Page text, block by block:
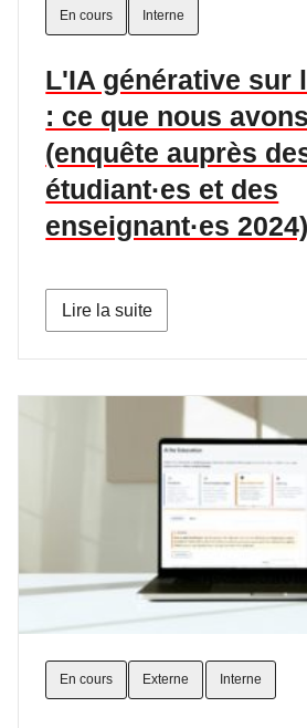
En cours Interne
L'IA générative sur
: ce que nous
(enquête auprès
étudiant·es et des
enseignant·es 2024)
Lire la suite
En cours Externe Interne